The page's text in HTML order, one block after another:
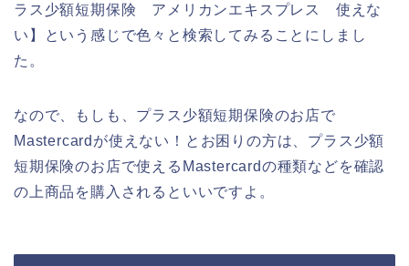
ラス少額短期保険 アメリカンエキスプレス 使えな
い】という感じで色々と検索してみることにしまし
た。
なので、もしも、プラス少額短期保険のお店で
Mastercardが使えない！とお困りの方は、プラス少額
短期保険のお店で使えるMastercardの種類などを確認
の上商品を購入されるといいですよ。